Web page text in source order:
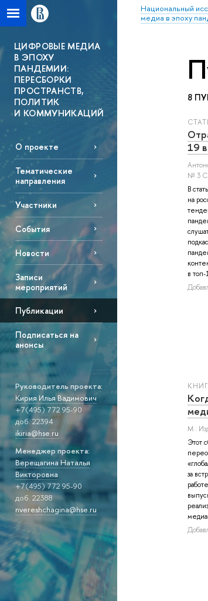
Национальный
медиа в эпоху
ЦИФРОВЫЕ МЕДИА
В ЭПОХУ
ПАНДЕМИИ:
ПЕРЕСБОРКИ
ПРОСТРАНСТВ,
ПОЛИТИК
И КОММУНИКАЦИЙ
О проекте
Тематические
направления
Участники
События
Новости
Записи
мероприятий
Публикации
Подписаться на
анонсы
Руководитель проекта:
Кирия Илья Вадимович
+7(495) 772 95-90
доб. 22394
ikiria@hse.ru
Менеджер проекта:
Верещагина Наталья
Викторовна
+7(495) 772 95-90
доб. 22388
nvereshchagina@hse.ru
8
19
№ 3
В
на
в
М.:
Этот
за